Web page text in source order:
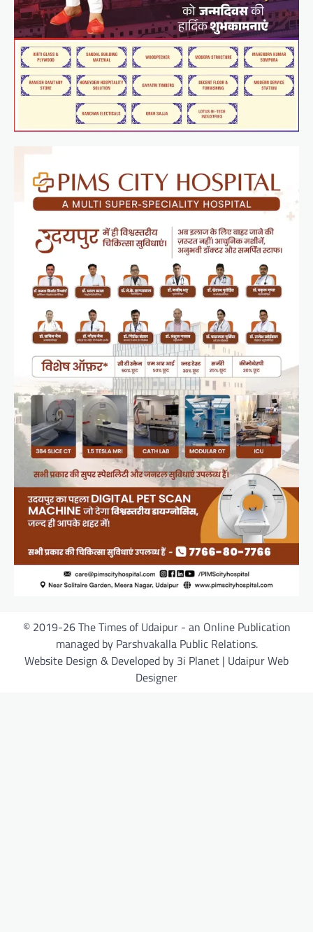
© 2019-26 The Times of Udaipur - an Online Publication
managed by Parshvakalla Public Relations.
Website Design & Developed by 3i Planet | Udaipur Web
Designer